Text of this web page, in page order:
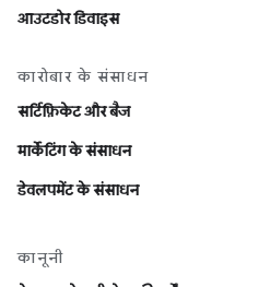
आउटडोर डिवाइस
कारोबार के संसाधन
सर्टिफ़िकेट और बैज
मार्केटिंग के संसाधन
डेवलपमेंट के संसाधन
कानूनी